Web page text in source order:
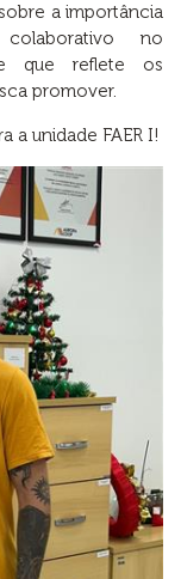
a importância
no
que reflete os
promover.
a unidade FAER I!